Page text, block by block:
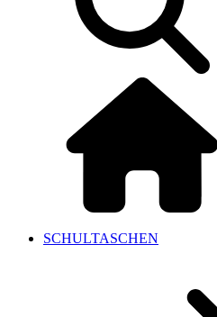
SCHULTASCHEN